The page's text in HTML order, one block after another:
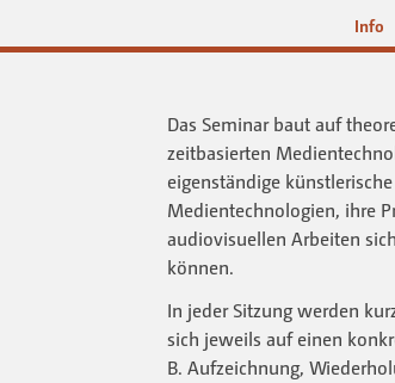
Info
Das Seminar baut auf
zeitbasierten
eigenständige
Medientechnologien, ihre
audiovisuellen Arbeiten
können.
In jeder Sitzung werden
sich jeweils auf einen
B. Aufzeichnung,